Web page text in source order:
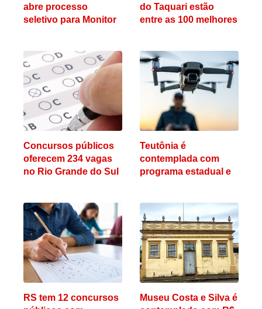
abre processo
seletivo para Monitor
do Taquari estão
entre as 100 melhores
Concursos públicos
oferecem 234 vagas
no Rio Grande do Sul
Teutônia é
contemplada com
programa estadual e
qualificação
profissional
RS tem 12 concursos
Museu Costa e Silva é